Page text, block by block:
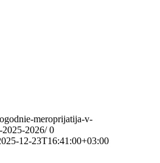
meroprijatija-v-
2026/ 0
12-23T16:41:00+03:00